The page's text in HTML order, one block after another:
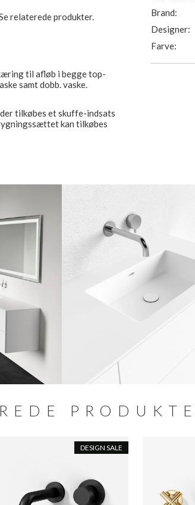
relaterede produkter.
til afløb i begge top-
samt dobb. vaske.
tilkøbes et skuffe-indsats
kan tilkøbes
Brand:
Designer:
Farve:
DESIGN SALE